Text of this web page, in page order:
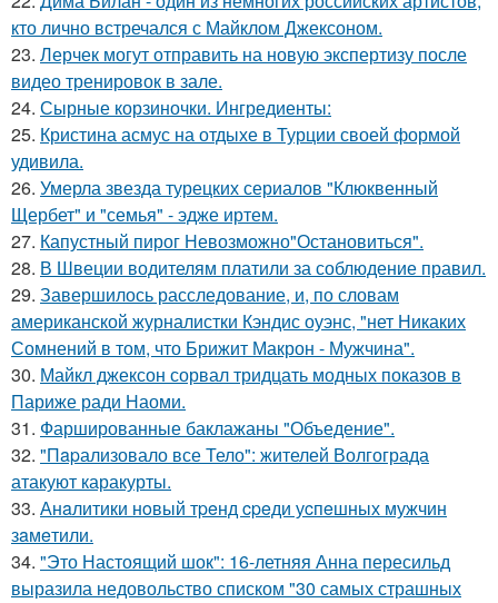
кто лично встречался с Майклом Джексоном.
23. Лерчек могут отправить на новую экспертизу после
видео тренировок в зале.
24. Сырные корзиночки. Ингредиенты:
25. Кристина асмус на отдыхе в Турции своей формой
удивила.
26. Умерла звезда турецких сериалов "Клюквенный
Щербет" и "семья" - эдже иртем.
27. Капустный пирог Невозможно"Остановиться".
28. В Швеции водителям платили за соблюдение правил.
29. Завершилось расследование, и, по словам
американской журналистки Кэндис оуэнс, "нет Никаких
Сомнений в том, что Брижит Макрон - Мужчина".
30. Майкл джексон сорвал тридцать модных показов в
Париже ради Наоми.
31. Фаршированные баклажаны "Объедение".
32. "Пapализовало все Тело": жителей Волгограда
атакуют каракурты.
33. Анaлитики нoвый тpeнд cpeди уcпeшных мужчин
зaмeтили.
34. "Это Настоящий шок": 16-летняя Анна пересильд
выразила недовольство списком "30 самых страшных